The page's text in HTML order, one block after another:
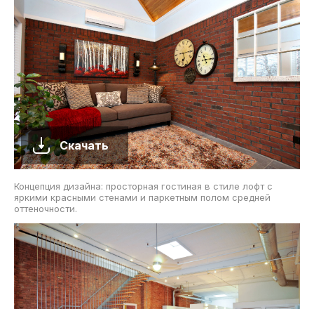
Скачать
Концепция дизайна: просторная гостиная в стиле лофт с
яркими красными стенами и паркетным полом средней
оттеночности.